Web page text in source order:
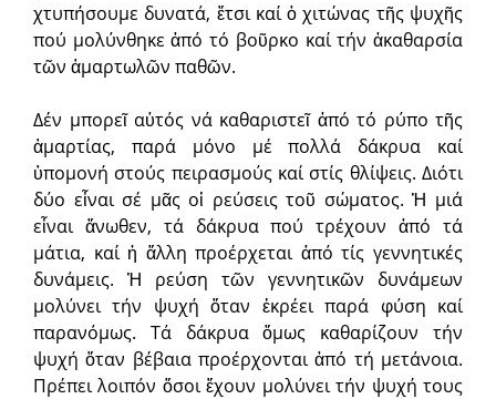
χτυπήσουμε δυνατά, ἔτσι καί ὁ χιτώνας τῆς ψυχῆς
πού μολύνθηκε ἀπό τό βοῦρκο καί τήν ἀκαθαρσία
τῶν ἁμαρτωλῶν παθῶν.
Δέν μπορεῖ αὐτός νά καθαριστεῖ ἀπό τό ρύπο τῆς
ἁμαρτίας, παρά μόνο μέ πολλά δάκρυα καί
ὑπομονή στούς πειρασμούς καί στίς θλίψεις. Διότι
δύο εἶναι σέ μᾶς οἱ ρεύσεις τοῦ σώματος. Ἡ μιά
εἶναι ἄνωθεν, τά δάκρυα πού τρέχουν ἀπό τά
μάτια, καί ἡ ἄλλη προέρχεται ἀπό τίς γεννητικές
δυνάμεις. Ἡ ρεύση τῶν γεννητικῶν δυνάμεων
μολύνει τήν ψυχή ὅταν ἐκρέει παρά φύση καί
παρανόμως. Τά δάκρυα ὅμως καθαρίζουν τήν
ψυχή ὅταν βέβαια προέρχονται ἀπό τή μετάνοια.
Πρέπει λοιπόν ὅσοι ἔχουν μολύνει τήν ψυχή τους